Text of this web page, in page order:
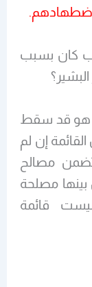
اضطهادهم.
كان بسبب
هو قد سقط
إن لم
مصالح
بينها مصلحة
قائمة